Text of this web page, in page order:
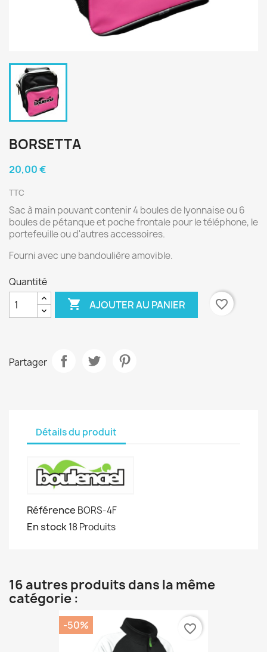
BORSETTA
20,00 €
TTC
Sac à main pouvant contenir 4 boules de lyonnaise ou 6
boules de pétanque et poche frontale pour le téléphone, le
portefeuille ou d'autres accessoires.
Fourni avec une bandoulière amovible.
Quantité
 AJOUTER AU PANIER favorite_border
Partager
Détails du produit
Référence BORS-4F
En stock18 Produits
16 autres produits dans la même
catégorie :
-50% favorite_border